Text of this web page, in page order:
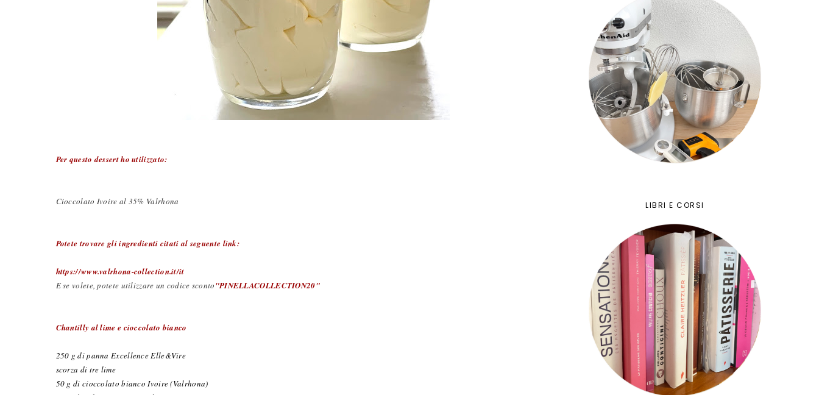
Per questo dessert ho utilizzato:
Cioccolato Ivoire al 35% Valrhona
Potete trovare gli ingredienti citati al seguente link:
https://www.valrhona-collection.it/it
E se volete, potete utilizzare un codice sconto"PINELLACOLLECTION20"
Chantilly al lime e cioccolato bianco
250 g di panna Excellence Elle&Vire
scorza di tre lime
50 g di cioccolato bianco Ivoire (Valrhona)
LIBRI E CORSI